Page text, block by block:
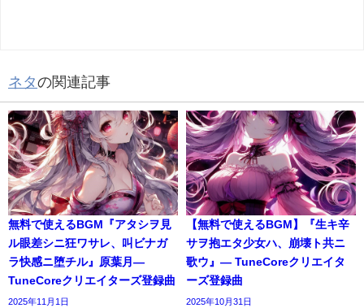
ネタの関連記事
無料で使えるBGM『アタシヲ見
ル眼差シニ狂ワサレ、叫ビナガ
ラ快感ニ堕チル』原葉月―
TuneCoreクリエイターズ登録曲
2025年11月1日
【無料で使えるBGM】『生キ辛
サヲ抱エタ少女ハ、崩壊ト共ニ
歌ウ』― TuneCoreクリエイタ
ーズ登録曲
2025年10月31日